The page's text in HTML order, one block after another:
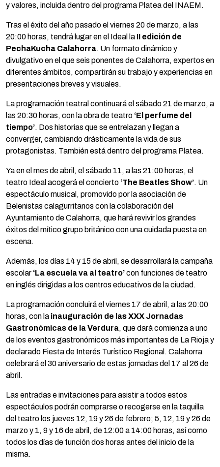
y valores, incluida dentro del programa Platea del INAEM.
Tras el éxito del año pasado el viernes 20 de marzo, a las
20:00 horas, tendrá lugar en el Ideal la II edición de
PechaKucha Calahorra. Un formato dinámico y
divulgativo en el que seis ponentes de Calahorra, expertos en
diferentes ámbitos, compartirán su trabajo y experiencias en
presentaciones breves y visuales.
La programación teatral continuará el sábado 21 de marzo, a
las 20:30 horas, con la obra de teatro ‘El perfume del
tiempo’. Dos historias que se entrelazan y llegan a
converger, cambiando drásticamente la vida de sus
protagonistas. También está dentro del programa Platea.
Ya en el mes de abril, el sábado 11, a las 21:00 horas, el
teatro Ideal acogerá el concierto ‘The Beatles Show’. Un
espectáculo musical, promovido por la asociación de
Belenistas calagurritanos con la colaboración del
Ayuntamiento de Calahorra, que hará revivir los grandes
éxitos del mítico grupo británico con una cuidada puesta en
escena.
Además, los días 14 y 15 de abril, se desarrollará la campaña
escolar ‘La escuela va al teatro’con funciones de teatro
en inglés dirigidas a los centros educativos de la ciudad.
La programación concluirá el viernes 17 de abril, a las 20:00
horas, con la inauguración de las XXX Jornadas
Gastronómicas de la Verdura, que dará comienza a uno
de los eventos gastronómicos más importantes de La Rioja y
declarado Fiesta de Interés Turístico Regional. Calahorra
celebrará el 30 aniversario de estas jornadas del 17 al 26 de
abril.
Las entradas e invitaciones para asistir a todos estos
espectáculos podrán comprarse o recogerse en la taquilla
del teatro los jueves 12, 19 y 26 de febrero; 5, 12, 19 y 26 de
marzo y 1, 9 y 16 de abril, de 12:00 a 14:00 horas, así como
todos los días de función dos horas antes del inicio de la
misma.